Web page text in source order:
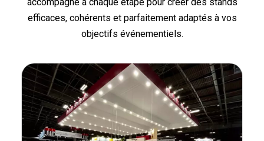
accompagne à chaque étape pour créer des stands
efficaces, cohérents et parfaitement adaptés à vos
objectifs événementiels.